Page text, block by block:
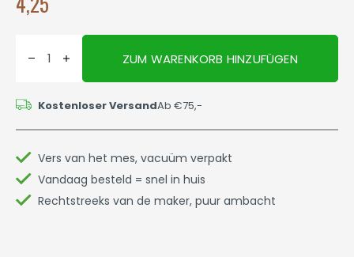
ZUM WARENKORB HINZUFÜGEN
Kostenloser VersandAb €75,-
Vers van het mes, vacuüm verpakt
Vandaag besteld = snel in huis
Rechtstreeks van de maker, puur ambacht